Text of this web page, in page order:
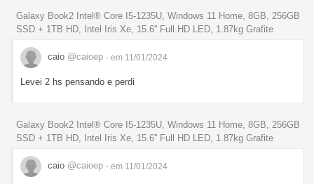
Galaxy Book2 Intel® Core I5-1235U, Windows 11 Home, 8GB, 256GB
SSD + 1TB HD, Intel Iris Xe, 15.6'' Full HD LED, 1.87kg Grafite
caio @caioep - em 11/01/2024
Levei 2 hs pensando e perdi
Galaxy Book2 Intel® Core I5-1235U, Windows 11 Home, 8GB, 256GB
SSD + 1TB HD, Intel Iris Xe, 15.6'' Full HD LED, 1.87kg Grafite
caio @caioep - em 11/01/2024